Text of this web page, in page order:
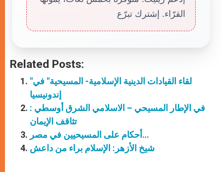
القرّاء. إشترك تبرّع
Related Posts:
"لقاء القيادات الدينية الإسلامية- المسيحية" في
إندونيسيا
في الإطار المسيحي – الاسلامي الشرق أوسطي :
تثاقف الإيمان
أحكام على المسيحيين في مصر…
شيخ الأزهر: الإسلام براء من داعش